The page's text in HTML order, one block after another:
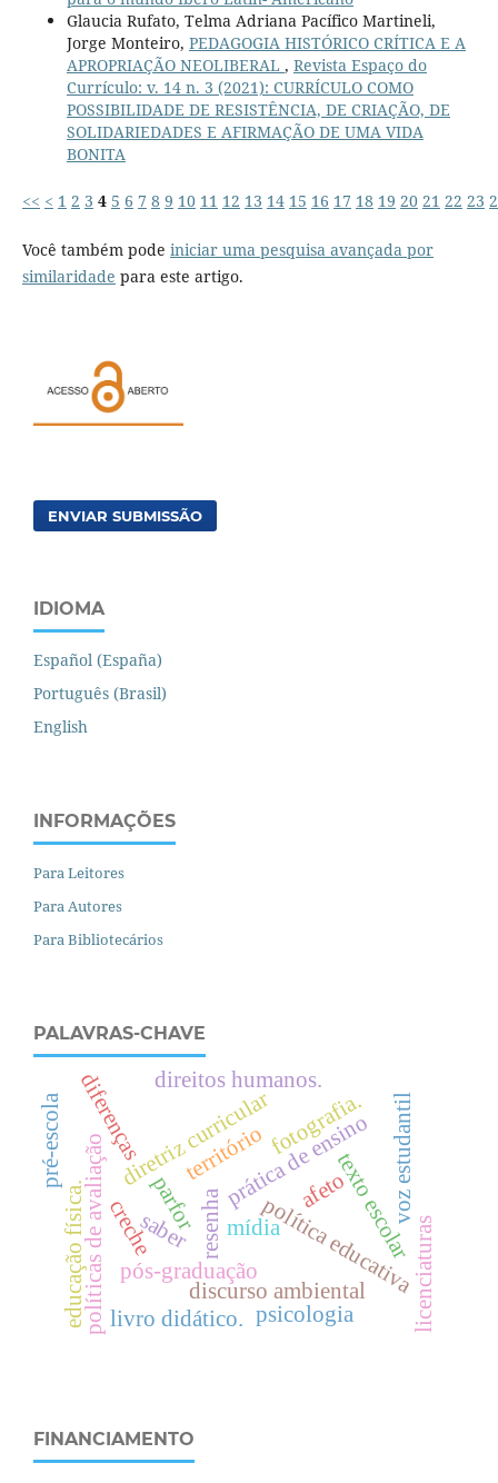
Glaucia Rufato, Telma Adriana Pacífico Martineli,
Jorge Monteiro, PEDAGOGIA HISTÓRICO CRÍTICA E A
APROPRIAÇÃO NEOLIBERAL , Revista Espaço do
Currículo: v. 14 n. 3 (2021): CURRÍCULO COMO
POSSIBILIDADE DE RESISTÊNCIA, DE CRIAÇÃO, DE
SOLIDARIEDADES E AFIRMAÇÃO DE UMA VIDA
BONITA
<< < 1 2 3 4 5 6 7 8 9 10 11 12 13 14 15 16 17 18 19 20 21 22 23
Você também pode iniciar uma pesquisa avançada por
similaridade para este artigo.
ENVIAR SUBMISSÃO
IDIOMA
Español (España)
Português (Brasil)
English
INFORMAÇÕES
Para Leitores
Para Autores
Para Bibliotecários
PALAVRAS-CHAVE
resenha
território
diretriz curricularprática de ensinotexto escolar
políticas de avaliação pós-graduação
saber política educativa
discurso ambiental
mídia
livro didático.
direitos humanos.
licenciaturas
parfor voz estudantil
e
d
u
c
a
ç
ã
o
f
í
s
i
c
a
.
pré-escola
creche
psicologia
fotografia.
diferenças
afeto
FINANCIAMENTO